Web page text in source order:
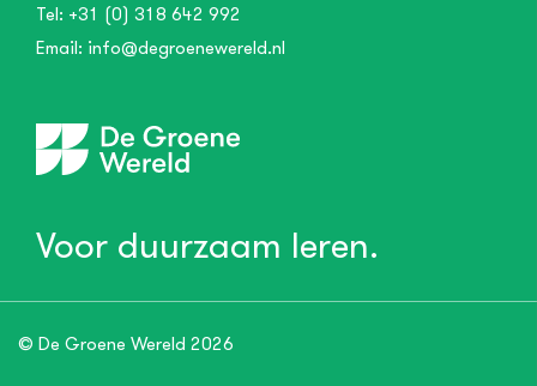
Tel: +31 (0) 318 642 992
Email: info@degroenewereld.nl
Voor duurzaam leren.
© De Groene Wereld 2026